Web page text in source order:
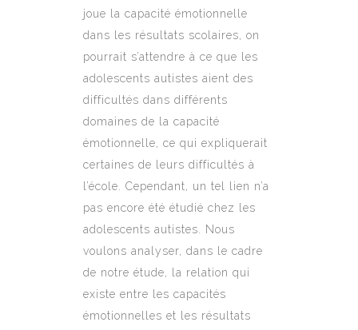
joue la capacité émotionnelle
dans les résultats scolaires, on
pourrait s’attendre à ce que les
adolescents autistes aient des
difficultés dans différents
domaines de la capacité
émotionnelle, ce qui expliquerait
certaines de leurs difficultés à
l’école. Cependant, un tel lien n’a
pas encore été étudié chez les
adolescents autistes. Nous
voulons analyser, dans le cadre
de notre étude, la relation qui
existe entre les capacités
émotionnelles et les résultats